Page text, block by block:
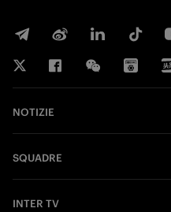
NOTIZIE
SQUADRE
INTER TV